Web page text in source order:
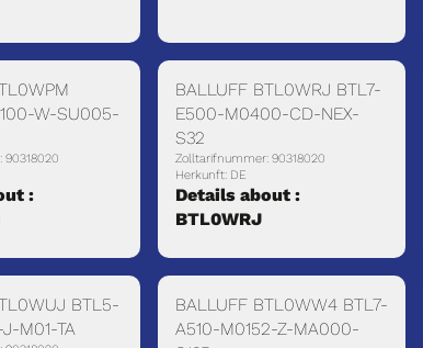
W-SU005-
:
BALLUFF BTL0WRJ BTL7-
E500-M0400-CD-NEX-
S32
Zolltarifnummer: 90318020
Herkunft: DE
Details about :
BTL0WRJ
BTL5-
M01-TA
BALLUFF BTL0WW4 BTL7-
A510-M0152-Z-MA000-